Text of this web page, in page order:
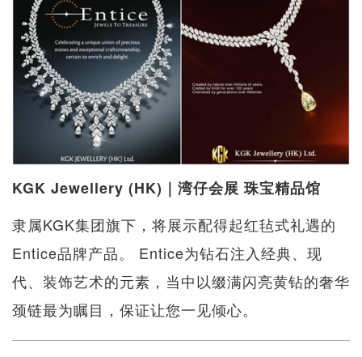
KGK Jewellery (HK)｜湾仔会展 珠宝精品馆
隶属KGK集团旗下，将展示配得起红毡式礼遇的
Entice品牌产品。 Entice为钻石注入经典、现
代、装饰艺术的元素，当中以缀满闪亮黄钻的奢华
颈链最为瞩目，保证让您一见倾心。